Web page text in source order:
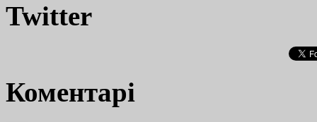
Twitter
Коментарі